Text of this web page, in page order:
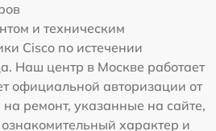
и техническим
Cisco по истечении
Наш центр в Москве работает
официальной авторизации от
ремонт, указанные на сайте,
характер и